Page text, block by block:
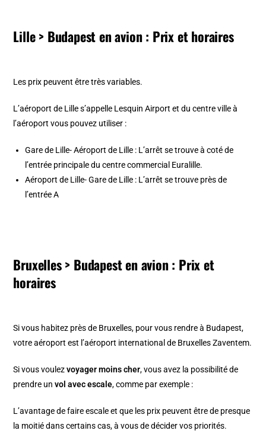
Lille > Budapest en avion : Prix et horaires
Les prix peuvent être très variables.
L’aéroport de Lille s’appelle Lesquin Airport et du centre ville à
l’aéroport vous pouvez utiliser :
Gare de Lille- Aéroport de Lille : L’arrêt se trouve à coté de
l’entrée principale du centre commercial Euralille.
Aéroport de Lille- Gare de Lille : L’arrêt se trouve près de
l’entrée A
Bruxelles > Budapest en avion : Prix et
horaires
Si vous habitez près de Bruxelles, pour vous rendre à Budapest,
votre aéroport est l’aéroport international de Bruxelles Zaventem.
Si vous voulezvoyager moins cher, vous avez la possibilité de
prendre unvol avec escale, comme par exemple :
L’avantage de faire escale et que les prix peuvent être de presque
la moitié dans certains cas, à vous de décider vos priorités.